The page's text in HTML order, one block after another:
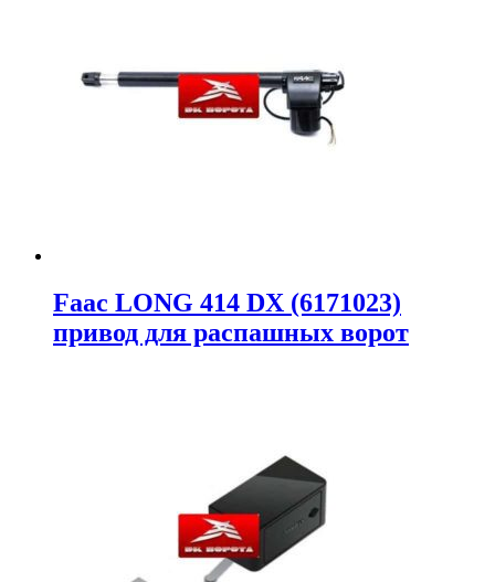
Faac LONG 414 DX (6171023)
привод для распашных ворот